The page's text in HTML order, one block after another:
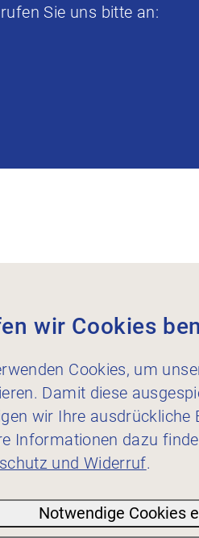
Sie uns bitte an:
Dienstleistungen
Für
wir Cookies
Cookies, um
Damit diese
wir Ihre ausdrückliche
Informationen dazu
und Widerruf.
Notwendige Cookies